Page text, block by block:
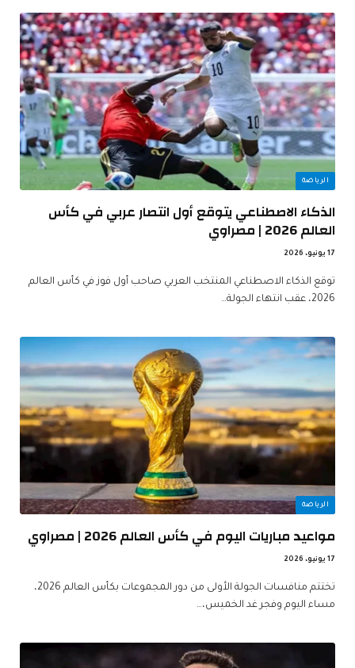
الرياضة
الذكاء الاصطناعي يتوقع أول انتصار عربي في كأس
العالم 2026 | مصراوي
17 يونيو، 2026
توقع الذكاء الاصطناعي المنتخب العربي صاحب أول فوز في كأس العالم
2026، عقب انتهاء الجولة…
الرياضة
مواعيد مباريات اليوم في كأس العالم 2026 | مصراوي
17 يونيو، 2026
تختتم منافسات الجولة الأولى من دور المجموعات بكأس العالم 2026،
مساء اليوم وفجر غد الخميس،…